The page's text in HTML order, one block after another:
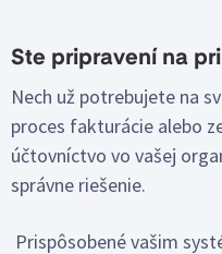
Ste pripravení na
Nech už potrebujete na
proces fakturácie alebo
účtovníctvo vo vašej
správne riešenie.
Prispôsobené vašim